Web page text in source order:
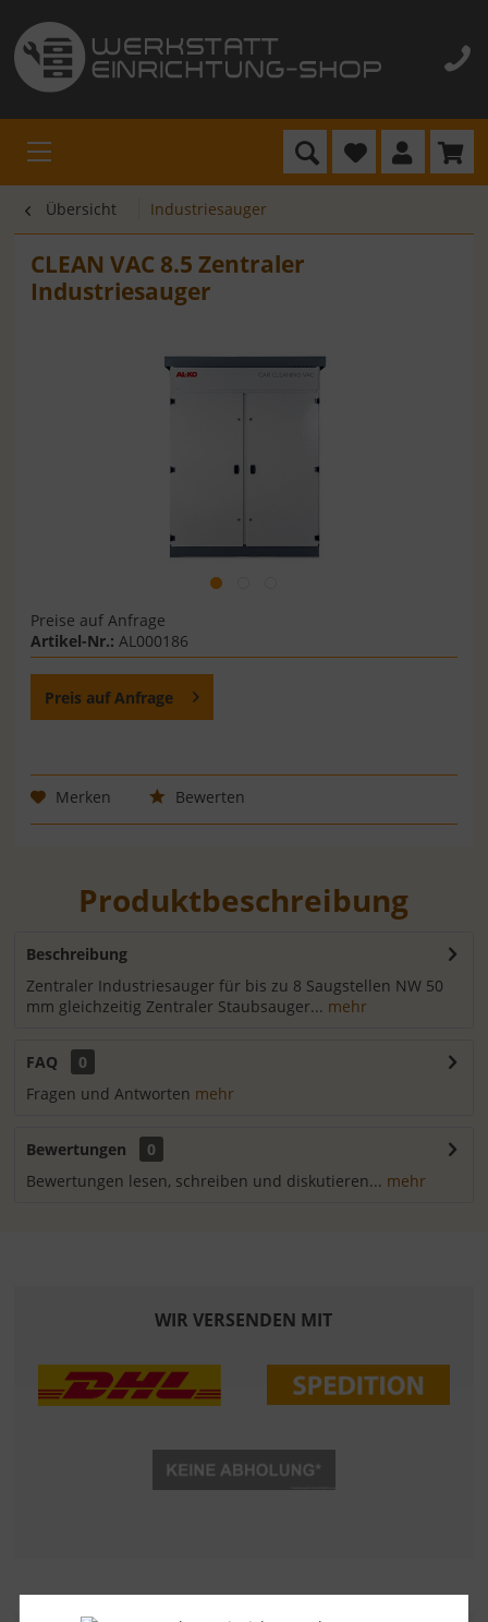
Übersicht Industriesauger
CLEAN VAC 8.5 Zentraler
Industriesauger
Preise auf Anfrage
Artikel-Nr.:AL000186
Preis auf Anfrage
Merken Bewerten
Produktbeschreibung
Beschreibung
Zentraler Industriesauger für bis zu 8 Saugstellen NW 50
mm gleichzeitig Zentraler Staubsauger... mehr
FAQ
0
Fragen und Antworten mehr
Bewertungen
0
Bewertungen lesen, schreiben und diskutieren... mehr
WIR VERSENDEN MIT